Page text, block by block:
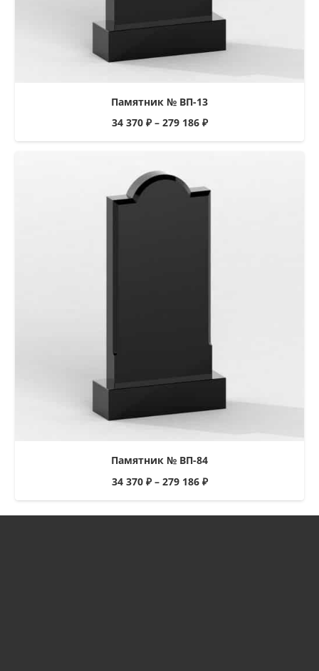
Памятник № ВП-13
34 370 ₽– 279 186 ₽
Памятник № ВП-84
34 370 ₽– 279 186 ₽